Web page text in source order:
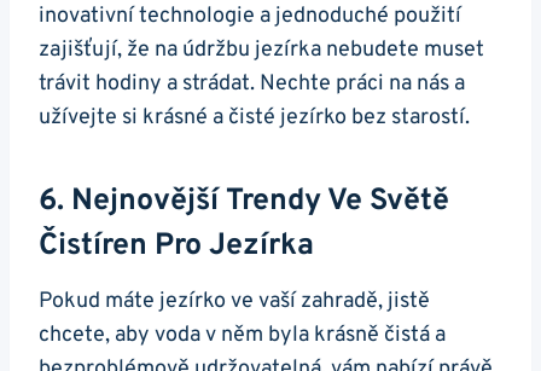
inovativní technologie a jednoduché použití
zajišťují, že na údržbu jezírka nebudete muset
trávit hodiny a strádat. Nechte práci na nás a
užívejte si krásné a čisté jezírko bez starostí.
6. Nejnovější Trendy Ve Světě
Čistíren Pro Jezírka
Pokud máte jezírko ve vaší zahradě, jistě
chcete, aby voda v něm byla krásně čistá a